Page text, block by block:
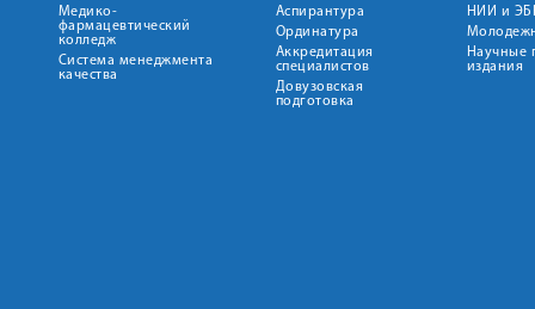
Медико-
фармацевтический
колледж
Система менеджмента
качества
Аспирантура
Ординатура
Аккредитация
специалистов
Довузовская
подготовка
НИИ и
Научные
издания